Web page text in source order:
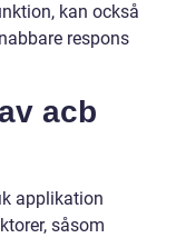
kan också
respons
acb
applikation
såsom